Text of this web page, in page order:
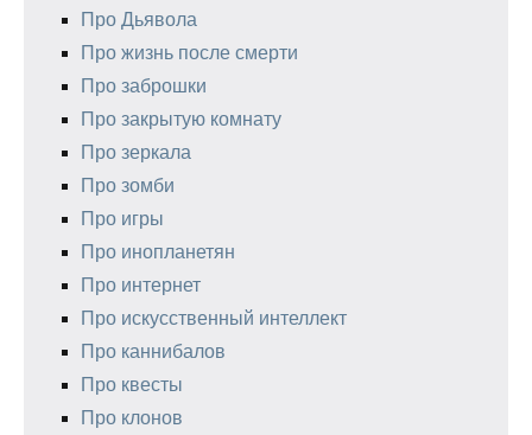
Про Дьявола
Про жизнь после смерти
Про заброшки
Про закрытую комнату
Про зеркала
Про зомби
Про игры
Про инопланетян
Про интернет
Про искусственный интеллект
Про каннибалов
Про квесты
Про клонов